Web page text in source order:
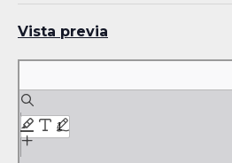
Vista previa
Skip
PDF
content